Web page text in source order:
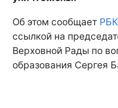
Об этом сообщает
ссылкой на
Верховной Рады по
образования Сергея